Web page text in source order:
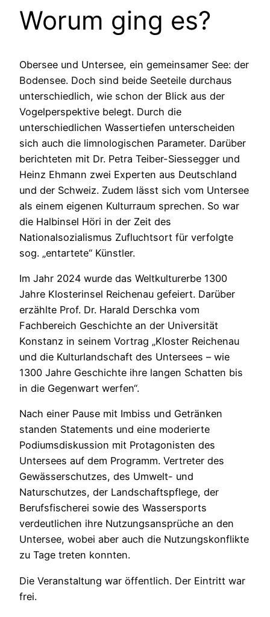
Worum ging es?
Obersee und Untersee, ein gemeinsamer See: der
Bodensee. Doch sind beide Seeteile durchaus
unterschiedlich, wie schon der Blick aus der
Vogelperspektive belegt. Durch die
unterschiedlichen Wassertiefen unterscheiden
sich auch die limnologischen Parameter. Darüber
berichteten mit Dr. Petra Teiber-Siessegger und
Heinz Ehmann zwei Experten aus Deutschland
und der Schweiz. Zudem lässt sich vom Untersee
als einem eigenen Kulturraum sprechen. So war
die Halbinsel Höri in der Zeit des
Nationalsozialismus Zufluchtsort für verfolgte
sog. „entartete“ Künstler.
Im Jahr 2024 wurde das Weltkulturerbe 1300
Jahre Klosterinsel Reichenau gefeiert. Darüber
erzählte Prof. Dr. Harald Derschka vom
Fachbereich Geschichte an der Universität
Konstanz in seinem Vortrag „Kloster Reichenau
und die Kulturlandschaft des Untersees – wie
1300 Jahre Geschichte ihre langen Schatten bis
in die Gegenwart werfen“.
Nach einer Pause mit Imbiss und Getränken
standen Statements und eine moderierte
Podiumsdiskussion mit Protagonisten des
Untersees auf dem Programm. Vertreter des
Gewässerschutzes, des Umwelt- und
Naturschutzes, der Landschaftspflege, der
Berufsfischerei sowie des Wassersports
verdeutlichen ihre Nutzungsansprüche an den
Untersee, wobei aber auch die Nutzungskonflikte
zu Tage treten konnten.
Die Veranstaltung war öffentlich. Der Eintritt war
frei.